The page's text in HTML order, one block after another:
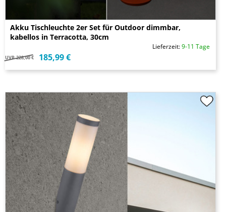
Akku Tischleuchte 2er Set für Outdoor dimmbar,
kabellos in Terracotta, 30cm
Lieferzeit:9-11 Tage
UVP 228,00 € 185,99 €